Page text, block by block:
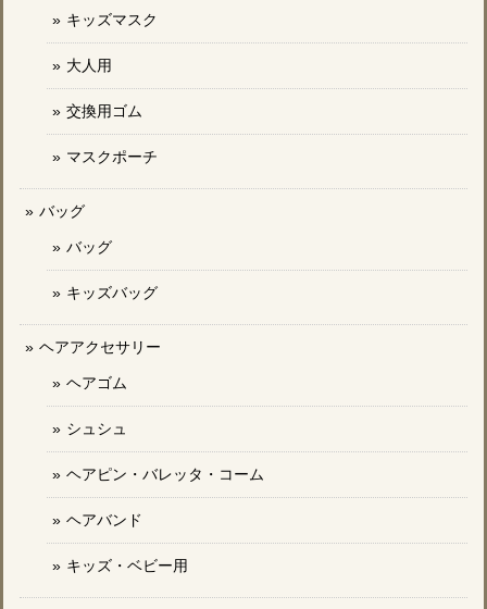
キッズマスク
大人用
交換用ゴム
マスクポーチ
バッグ
バッグ
キッズバッグ
ヘアアクセサリー
ヘアゴム
シュシュ
ヘアピン・バレッタ・コーム
ヘアバンド
キッズ・ベビー用